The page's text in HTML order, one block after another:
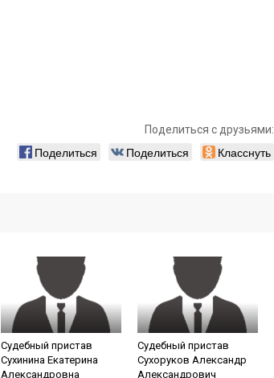
Поделиться с друзьями:
Поделиться Поделиться Класснуть
Судебный пристав
Сухинина Екатерина
Александровна
Судебный пристав
Сухоруков Александр
Александрович